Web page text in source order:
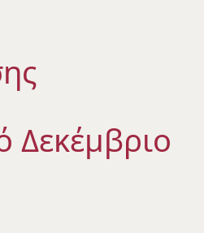
Δεκέμβριο